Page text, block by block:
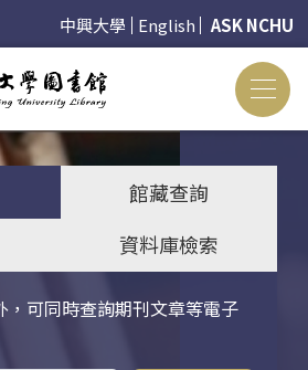
中興大學 English ASK NCHU
館藏查詢
資料庫檢索
，可同時查詢期刊文章等電子